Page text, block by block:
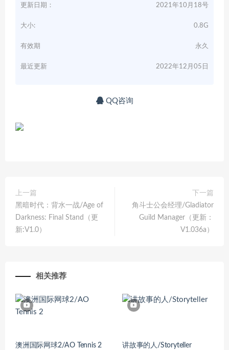
更新日期： 2021年10月18号
大小: 0.8G
有效期 永久
最近更新 2022年12月05日
QQ咨询
上一篇
黑暗时代：背水一战/Age of
Darkness: Final Stand（更
新:V1.0）
下一篇
角斗士公会经理/Gladiator
Guild Manager（更新：
V1.036a）
相关推荐
澳洲国际网球2/AO Tennis 2 讲故事的人/Storyteller